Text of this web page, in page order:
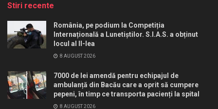
Stiri recente
România, pe podium la Competiția
Internațională a Lunetiștilor. S.I.A.S. a obținut
locul al II-lea
8 AUGUST 2026
7000 de lei amendă pentru echipajul de
ambulanță din Bacău care a oprit să cumpere
pepeni, în timp ce transporta pacienți la spital
8 AUGUST 2026